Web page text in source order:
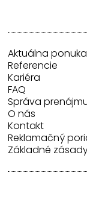
Aktuálna ponuka
Referencie
Kariéra
FAQ
Správa
O nás
Kontakt
Reklamačný
Základné